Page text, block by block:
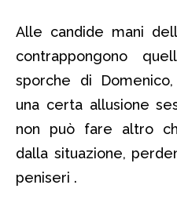
Alle candide mani
contrappongono
sporche di
una certa allusione
non può fare altro
dalla situazione,
peniseri .